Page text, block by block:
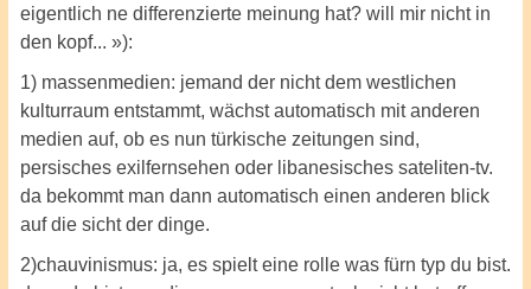
eigentlich ne differenzierte meinung hat? will mir nicht in
den kopf... »):
1) massenmedien: jemand der nicht dem westlichen
kulturraum entstammt, wächst automatisch mit anderen
medien auf, ob es nun türkische zeitungen sind,
persisches exilfernsehen oder libanesisches sateliten-tv.
da bekommt man dann automatisch einen anderen blick
auf die sicht der dinge.
2)chauvinismus: ja, es spielt eine rolle was fürn typ du bist.